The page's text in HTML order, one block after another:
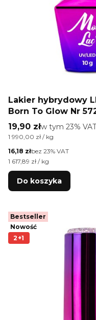
Lakier hybrydowy
Born To Glow Nr
Cena brutto
19,90 złw tym %s VAT
w tym 23% VAT
Cena jednostkowa brutto
1 990,00 zł / kg
Cena netto
16,18 złbez 23% VAT
Cena jednostkowa netto
1 617,89 zł / kg
Do koszyka
Bestseller
Nowość
2+1